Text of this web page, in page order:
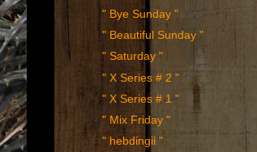
" Bye Sunday "
" Beautiful Sunday "
" Saturday "
" X Series # 2 "
" X Series # 1 "
" Mix Friday "
" hebdingii "